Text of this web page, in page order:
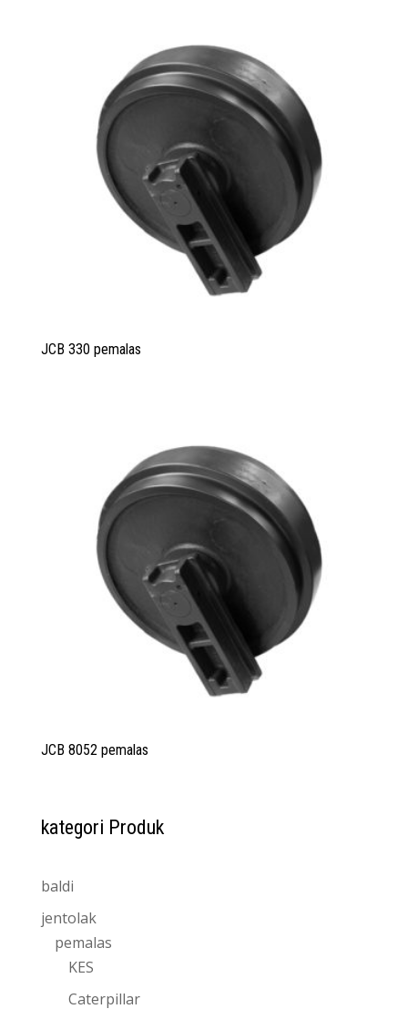
JCB 330 pemalas
JCB 8052 pemalas
kategori Produk
baldi
jentolak
pemalas
KES
Caterpillar